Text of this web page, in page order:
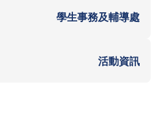
學生事務及輔導處
活動資訊